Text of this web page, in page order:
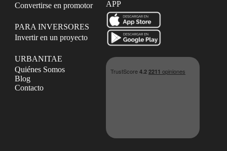
Convertirse en promotor
PARA INVERSORES
Invertir en un proyecto
URBANITAE
Quiénes Somos
Blog
Contacto
APP